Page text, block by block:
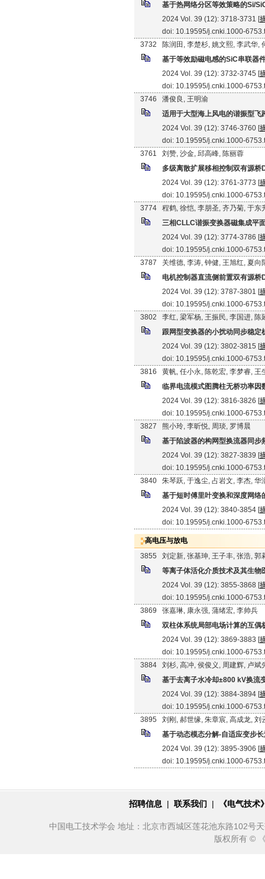
基于热网络分区等效策略的Si/
2024 Vol. 39 (12): 3718-3731 [
doi: 10.19595/j.cnki.1000-
3732
陈润田, 李楚杉, 姚文熙, 李武华,
基于等效励磁电感的SiC串联器
2024 Vol. 39 (12): 3732-3745 [
doi: 10.19595/j.cnki.1000-
3746
潘俊良, 王明渝
适用于大型海上风电的谐振型飞
2024 Vol. 39 (12): 3746-3760 [
doi: 10.19595/j.cnki.1000-
3761
刘赞, 沙金, 邱高峰, 陈丽蓉
多级离散扩展移相控制双有源
2024 Vol. 39 (12): 3761-3773 [
doi: 10.19595/j.cnki.1000-
3774
程鹤, 徐恺, 李朋圣, 齐乃菊, 于东
三相CLLC谐振变换器磁集成平
2024 Vol. 39 (12): 3774-3786 [
doi: 10.19595/j.cnki.1000-
3787
关维德, 李涛, 钟健, 王旭红, 夏向
电机控制器直流侧前置双有源
2024 Vol. 39 (12): 3787-3801 [
doi: 10.19595/j.cnki.1000-
3802
李红, 梁军杨, 王振民, 李国进, 陈
跟网型变换器的小扰动同步稳定
2024 Vol. 39 (12): 3802-3815 [
doi: 10.19595/j.cnki.1000-
3816
黄帆, 任小永, 陈乾宏, 李梦睿, 王
临界电流模式图腾柱无桥功率因
2024 Vol. 39 (12): 3816-3826 [
doi: 10.19595/j.cnki.1000-
3827
熊小玲, 李昕悦, 周琰, 罗博晨
基于陷波器的构网型换流器同步
2024 Vol. 39 (12): 3827-3839 [
doi: 10.19595/j.cnki.1000-
3840
朱琴跃, 于逸尘, 占岩文, 李杰, 华
基于短时傅里叶变换和深度网络
2024 Vol. 39 (12): 3840-3854 [
doi: 10.19595/j.cnki.1000-
高电压与放电
3855
刘定新, 张基珅, 王子丰, 张浩, 郭
等离子体活化介质技术及其生物
2024 Vol. 39 (12): 3855-3868 [
doi: 10.19595/j.cnki.1000-
3869
张嘉琳, 康永强, 蒲绪宏, 李帅兵
双柱体系统局部电场计算的互偶
2024 Vol. 39 (12): 3869-3883 [
doi: 10.19595/j.cnki.1000-
3884
刘杉, 高冲, 侯俊义, 周建辉, 卢斌
基于去离子水冷却±800 kV换流
2024 Vol. 39 (12): 3884-3894 [
doi: 10.19595/j.cnki.1000-
3895
刘刚, 郝世缘, 朱章宸, 高成龙, 刘
基于动态模态分解-自适应变步
2024 Vol. 39 (12): 3895-3906 [
doi: 10.19595/j.cnki.1000-
招聘信息 | 联系我们 | 《电气技
中国电工技术学会 地址：北京市西城区莲花池东路102号
版权所有 ©